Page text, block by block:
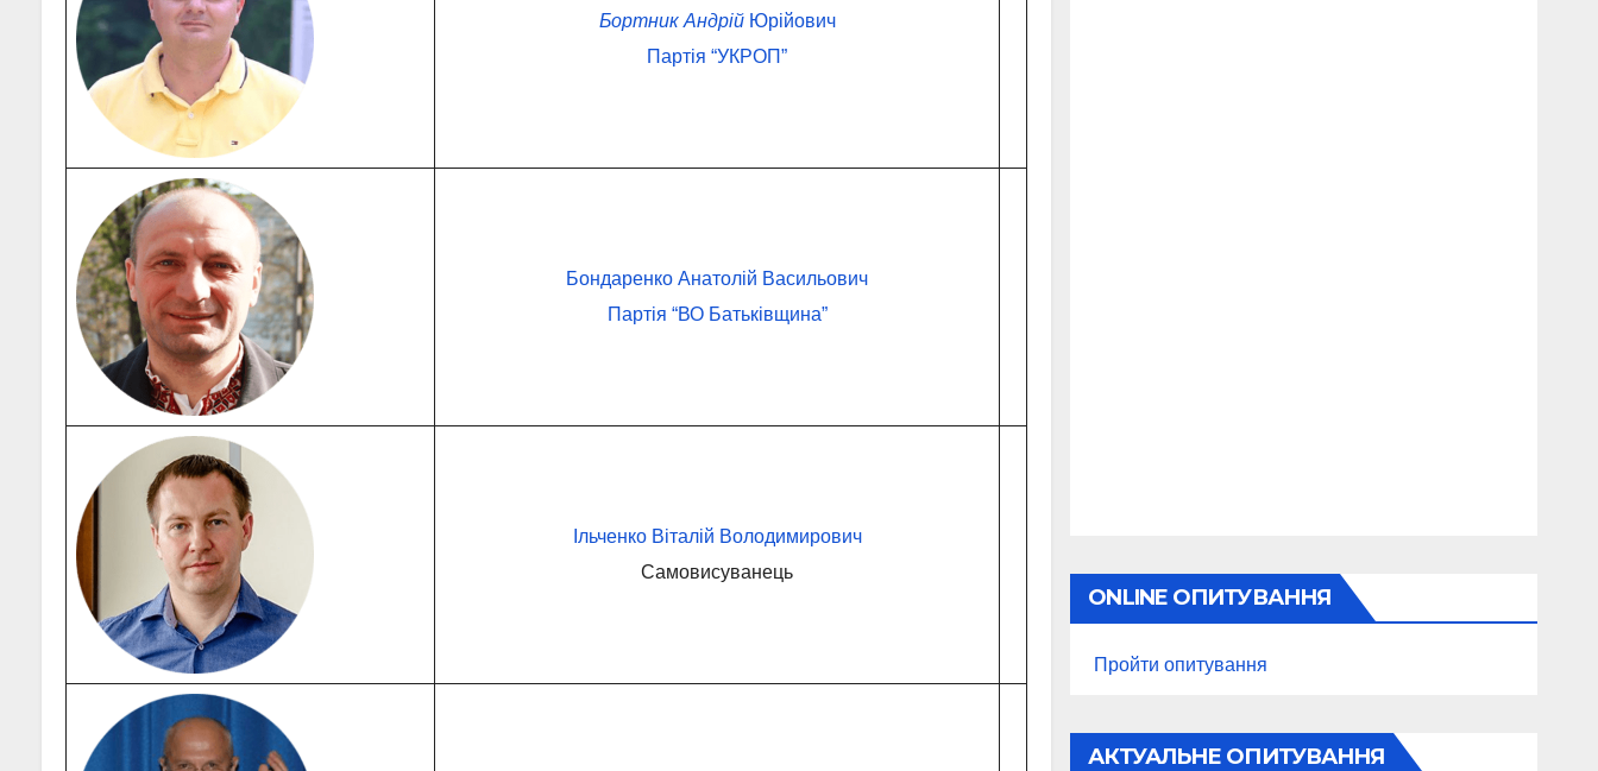
Бортник АндрійЮрійович
Партія “УКРОП”
Бондаренко Анатолій Васильович
Партія “ВО Батьківщина”
Ільченко Віталій Володимирович
Самовисуванець
ONLINE ОПИТУВАННЯ
Пройти опитування
АКТУАЛЬНЕ ОПИТУВАННЯ